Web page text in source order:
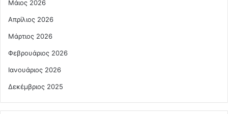
Μάιος 2026
Απρίλιος 2026
Μάρτιος 2026
Φεβρουάριος 2026
Ιανουάριος 2026
Δεκέμβριος 2025